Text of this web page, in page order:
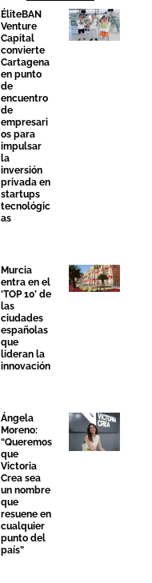
ÉliteBAN
Venture
Capital
convierte
Cartagena
en punto
de
encuentro
de
empresari
os para
impulsar
la
inversión
privada en
startups
tecnológic
as
Murcia
entra en el
‘TOP 10’ de
las
ciudades
españolas
que
lideran la
innovación
Ángela
Moreno:
“Queremos
que
Victoria
Crea sea
un nombre
que
resuene en
cualquier
punto del
país”